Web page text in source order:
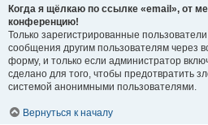
Когда я щёлкаю по ссылке «email», от
конференцию!
Только зарегистрированные
сообщения другим пользователям через
форму, и только если администратор
сделано для того, чтобы предотвратить
системой анонимными пользователями.
Вернуться к началу